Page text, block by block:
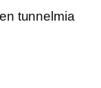
tunnelmia